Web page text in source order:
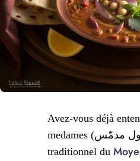
Avez-vous déjà
medames (فول مدمّس) ? C’est un plat
traditionnel du